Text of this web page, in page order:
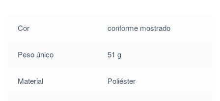
Cor conforme mostrado
Peso único 51 g
Material Poliéster